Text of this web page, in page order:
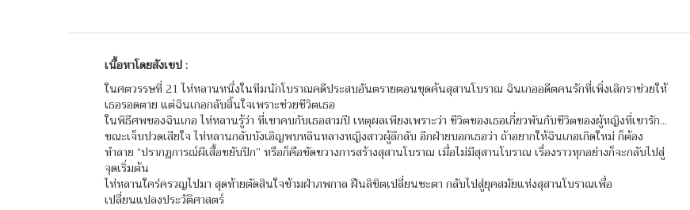
เนื้อหาโดยสังเขป :
ในศตวรรษที่ 21 ไห่หลานหนึ่งในทีมนักโบราณคดีประสบอันตรายตอนขุดค้นสุสานโบราณ ฉินเกออดีตคนรักที่เพิ่งเลิกราช่วยให้
เธอรอดตาย แต่ฉินเกอกลับสิ้นใจเพราะช่วยชีวิตเธอ
ในพิธีศพของฉินเกอ ไห่หลานรู้ว่า ที่เขาคบกับเธอสามปี เหตุผลเพียงเพราะว่า ชีวิตของเธอเกี่ยวพันกับชีวิตของผู้หญิงที่เขารัก...
ขณะเจ็บปวดเสียใจ ไห่หลานกลับบังเอิญพบหลินหลางหญิงสาวผู้ลึกลับ อีกฝ่ายบอกเธอว่า ถ้าอยากให้ฉินเกอเกิดใหม่ ก็ต้อง
ทำลาย “ปรากฏการณ์ผีเสื้อขยับปีก” หรือก็คือขัดขวางการสร้างสุสานโบราณ เมื่อไม่มีสุสานโบราณ เรื่องราวทุกอย่างก็จะกลับไปสู่
จุดเริ่มต้น
ไห่หลานใคร่ครวญไปมา สุดท้ายตัดสินใจข้ามฝ่าภพกาล ฝืนลิขิตเปลี่ยนชะตา กลับไปสู่ยุคสมัยแห่งสุสานโบราณเพื่อ
เปลี่ยนแปลงประวัติศาสตร์